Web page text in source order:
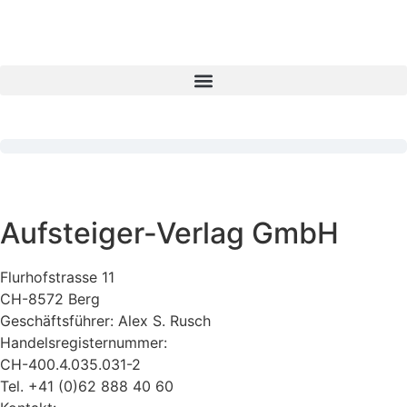
Aufsteiger-Verlag GmbH
Flurhofstrasse 11
CH-8572 Berg
Geschäftsführer: Alex S. Rusch
Handelsregisternummer:
CH-400.4.035.031-2
Tel. +41 (0)62 888 40 60